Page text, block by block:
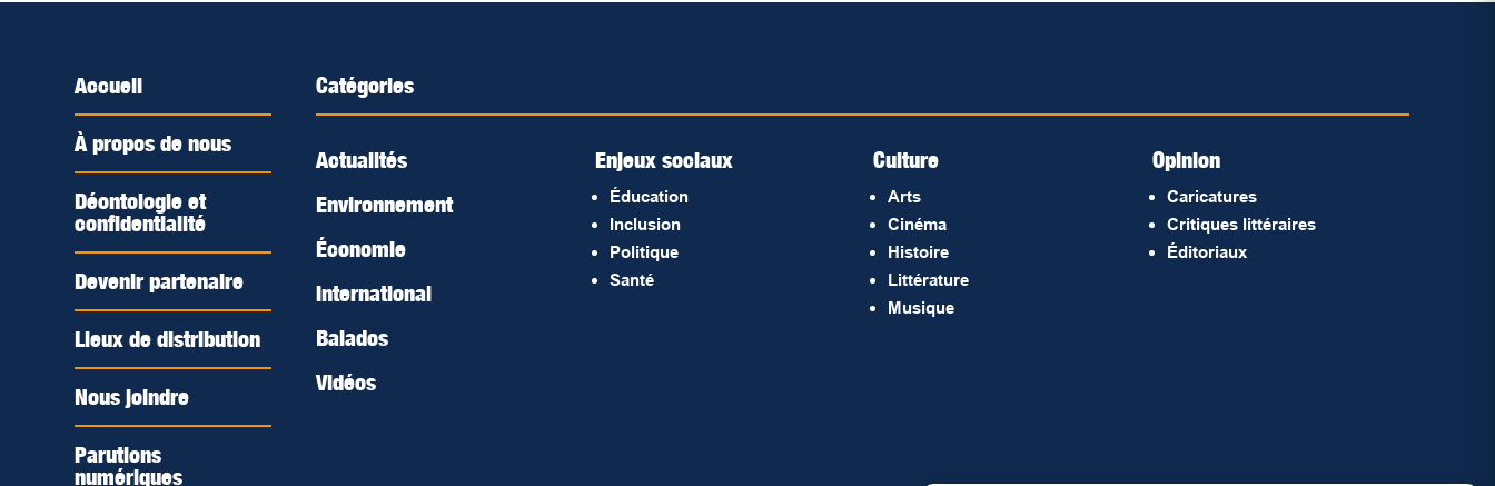
Accueil
À propos de nous
Déontologie et
confidentialité
Devenir partenaire
Lieux de distribution
Nous joindre
Parutions
numériques
Catégories
Actualités
Environnement
Économie
International
Balados
Vidéos
Enjeux sociaux
Éducation
Inclusion
Politique
Santé
Culture
Arts
Cinéma
Histoire
Littérature
Musique
Opinion
Caricatures
Critiques littéraires
Éditoriaux